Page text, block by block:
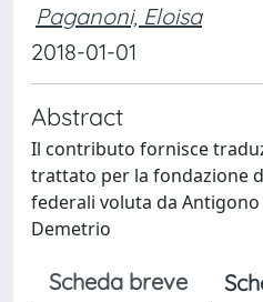
Paganoni, Eloisa
2018-01-01
Abstract
Il contributo fornisce
trattato per la fondazione
federali voluta da
Demetrio
Scheda breve